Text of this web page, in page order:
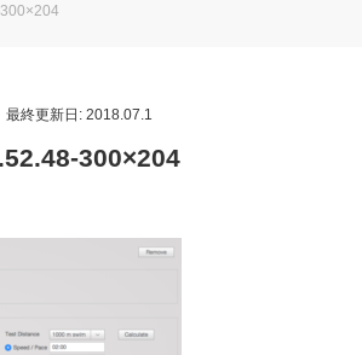
最終更新日: 2018.07.1
300×204